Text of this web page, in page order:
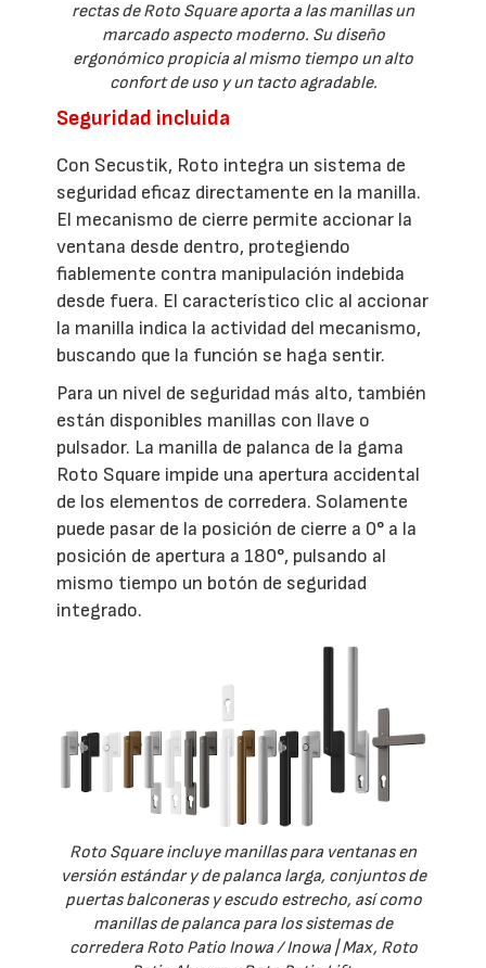
rectas de Roto Square aporta a las manillas un
marcado aspecto moderno. Su diseño
ergonómico propicia al mismo tiempo un alto
confort de uso y un tacto agradable.
Seguridad incluida
Con Secustik, Roto integra un sistema de
seguridad eficaz directamente en la manilla.
El mecanismo de cierre permite accionar la
ventana desde dentro, protegiendo
fiablemente contra manipulación indebida
desde fuera. El característico clic al accionar
la manilla indica la actividad del mecanismo,
buscando que la función se haga sentir.
Para un nivel de seguridad más alto, también
están disponibles manillas con llave o
pulsador. La manilla de palanca de la gama
Roto Square impide una apertura accidental
de los elementos de corredera. Solamente
puede pasar de la posición de cierre a 0° a la
posición de apertura a 180°, pulsando al
mismo tiempo un botón de seguridad
integrado.
Roto Square incluye manillas para ventanas en
versión estándar y de palanca larga, conjuntos de
puertas balconeras y escudo estrecho, así como
manillas de palanca para los sistemas de
corredera Roto Patio Inowa / Inowa | Max, Roto